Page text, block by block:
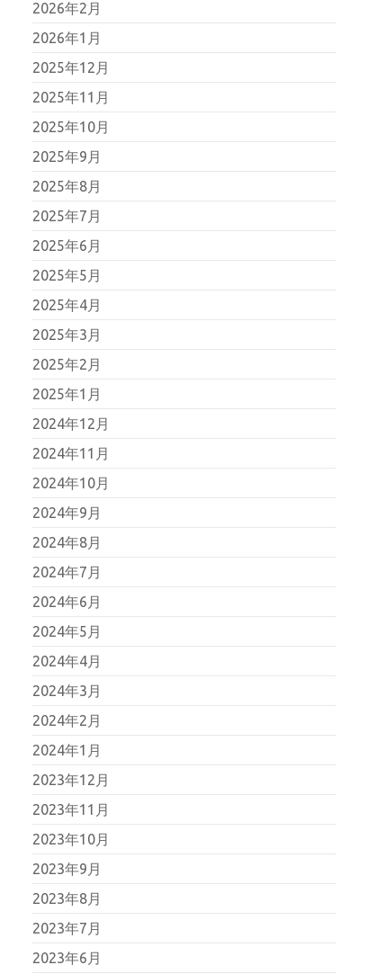
2026年2月
2026年1月
2025年12月
2025年11月
2025年10月
2025年9月
2025年8月
2025年7月
2025年6月
2025年5月
2025年4月
2025年3月
2025年2月
2025年1月
2024年12月
2024年11月
2024年10月
2024年9月
2024年8月
2024年7月
2024年6月
2024年5月
2024年4月
2024年3月
2024年2月
2024年1月
2023年12月
2023年11月
2023年10月
2023年9月
2023年8月
2023年7月
2023年6月